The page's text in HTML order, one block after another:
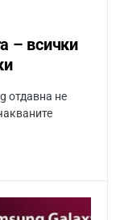
– всички
отдавна не